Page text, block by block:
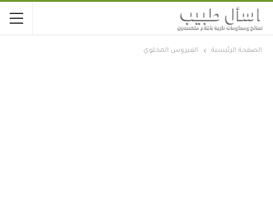
الصفحة الرئيسية الفيروس المخلوي